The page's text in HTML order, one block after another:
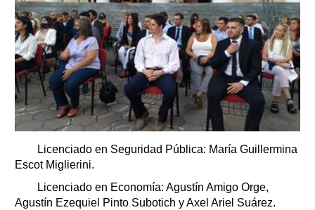
Licenciado en Seguridad Pública: María Guillermina
Escot Miglierini.
Licenciado en Economía: Agustín Amigo Orge,
Agustín Ezequiel Pinto Subotich y Axel Ariel Suárez.